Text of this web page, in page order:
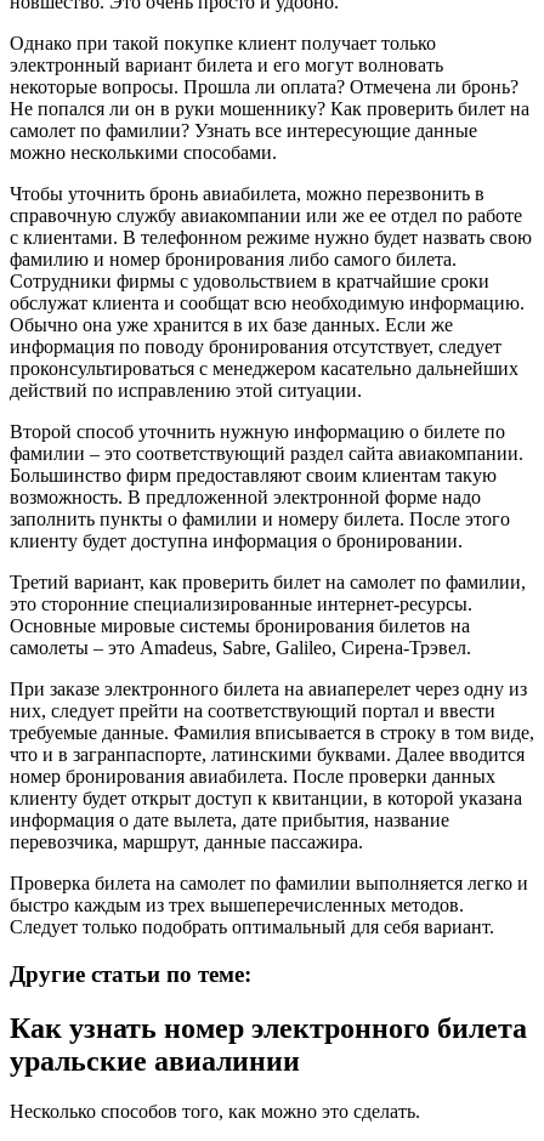
Однако при такой покупке клиент получает только
электронный вариант билета и его могут волновать
некоторые вопросы. Прошла ли оплата? Отмечена ли бронь?
Не попался ли он в руки мошеннику? Как проверить билет на
самолет по фамилии? Узнать все интересующие данные
можно несколькими способами.
Чтобы уточнить бронь авиабилета, можно перезвонить в
справочную службу авиакомпании или же ее отдел по работе
с клиентами. В телефонном режиме нужно будет назвать свою
фамилию и номер бронирования либо самого билета.
Сотрудники фирмы с удовольствием в кратчайшие сроки
обслужат клиента и сообщат всю необходимую информацию.
Обычно она уже хранится в их базе данных. Если же
информация по поводу бронирования отсутствует, следует
проконсультироваться с менеджером касательно дальнейших
действий по исправлению этой ситуации.
Второй способ уточнить нужную информацию о билете по
фамилии – это соответствующий раздел сайта авиакомпании.
Большинство фирм предоставляют своим клиентам такую
возможность. В предложенной электронной форме надо
заполнить пункты о фамилии и номеру билета. После этого
клиенту будет доступна информация о бронировании.
Третий вариант, как проверить билет на самолет по фамилии,
это сторонние специализированные интернет-ресурсы.
Основные мировые системы бронирования билетов на
самолеты – это Amadeus, Sabre, Galileo, Сирена-Трэвел.
При заказе электронного билета на авиаперелет через одну из
них, следует прейти на соответствующий портал и ввести
требуемые данные. Фамилия вписывается в строку в том виде,
что и в загранпаспорте, латинскими буквами. Далее вводится
номер бронирования авиабилета. После проверки данных
клиенту будет открыт доступ к квитанции, в которой указана
информация о дате вылета, дате прибытия, название
перевозчика, маршрут, данные пассажира.
Проверка билета на самолет по фамилии выполняется легко и
быстро каждым из трех вышеперечисленных методов.
Следует только подобрать оптимальный для себя вариант.
Другие статьи по теме:
Как узнать номер электронного билета
уральские авиалинии
Несколько способов того, как можно это сделать.